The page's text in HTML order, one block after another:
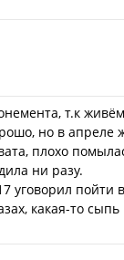
т.к
но в апреле
плохо
ни разу.
уговорил пойти
какая-то сыпь